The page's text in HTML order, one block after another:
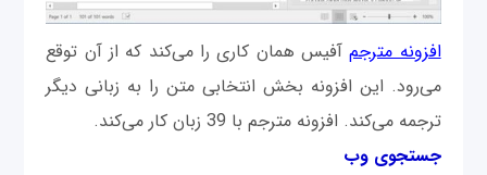
افزونه مترجمآفیس همان کاری را می‌کند که از آن توقع
می‌رود. این افزونه بخش انتخابی متن را به زبانی دیگر
ترجمه می‌کند. افزونه مترجم با 39 زبان کار می‌کند.
جستجوی وب